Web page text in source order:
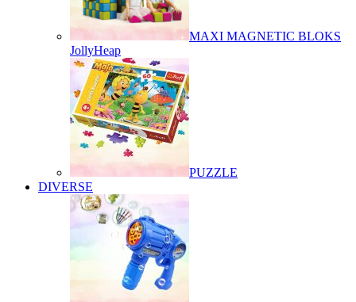
MAXI MAGNETIC BLOKS
JollyHeap
PUZZLE
DIVERSE